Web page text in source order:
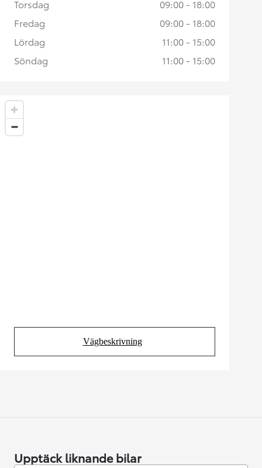
Vägbeskrivning
(Opens in new tab)
Torsdag
09:00 - 18:00
Fredag
09:00 - 18:00
Lördag
11:00 - 15:00
Söndag
11:00 - 15:00
Upptäck liknande bilar